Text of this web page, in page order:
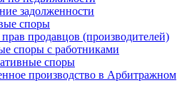
задолженности
споры
продавцов (производителей)
споры с работниками
споры
производство в Арбитражном